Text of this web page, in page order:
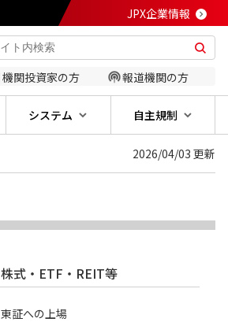
JPX企業情報
システム 自主規制
機関投資家の方 報道機関の方
2026/04/03 更新
株式・ETF・REIT等
東証への上場